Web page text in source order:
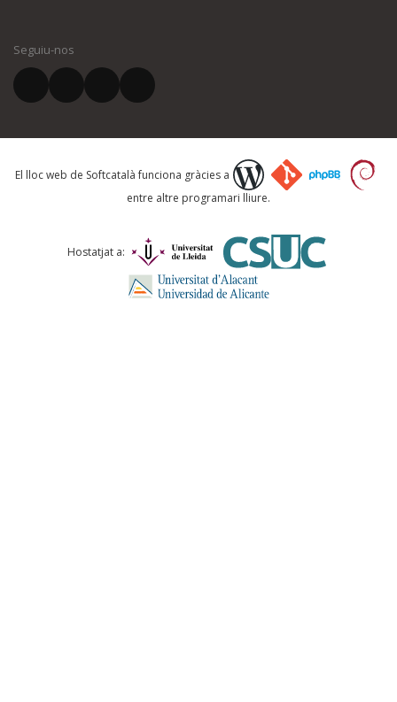
El vostre correu electrònic *
Què proposeu?
Comentari *
Seguiu-nos
El lloc web de Softcatalà funciona gràcies a
entre altre programari lliure.
Hostatjat a: